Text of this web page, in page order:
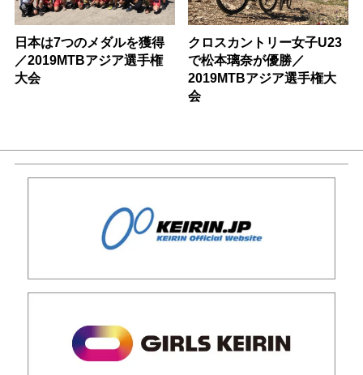
日本は7つのメダルを獲得
／2019MTBアジア選手権
大会
クロスカントリー女子U23
で松本璃奈が優勝／
2019MTBアジア選手権大
会